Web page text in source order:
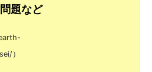
題など
）